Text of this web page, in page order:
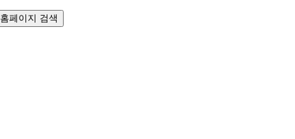
홈페이지 검색